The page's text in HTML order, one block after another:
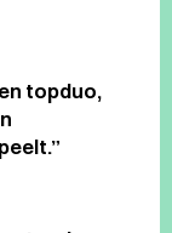
topduo,